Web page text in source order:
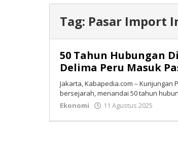
Tag: Pasar Import
50 Tahun Hubungan
Delima Peru Masuk
Jakarta, Kabapedia.com –
bersejarah, menandai 50 tahun
Ekonomi
11 Agustus 2025